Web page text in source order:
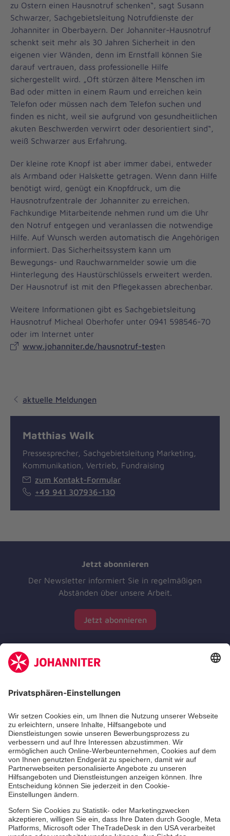
zu Ostern einen Hausnotruf schenken“, sagt Susann
Schwarzer, Sachgebietsleitung Notrufdienste der
Johanniter in Oberbayern. Der Johanniter-Hausnotruf
schenkt seit mehr als 30 Jahren Sicherheit in den
eigenen vier Wänden, denn im Ernstfall können Sie
darauf vertrauen, dass professionelle Hilfe
sichergestellt wird. „Oft stürzen ältere Menschen im
Bad oder mitten in einem Raum und erreichen kein
Telefon oder müssen nach dem Telefon suchen und
finden es nicht, weil sie aufgrund von gesundheitlichen
akuten Beschwerden verwirrt oder desorientiert sind“,
weiß Schwarzer aus Erfahrung.
Der kleine rote Knopf ist aber immer dabei, entweder
als Armband oder Halskette getragen. Wenn dann Hilfe
benötigt wird, genügt ein Knopfdruck, um die
Hausnotrufzentrale der Johanniter zu erreichen.
Fachkundige Mitarbeitende nehmen rund um die Uhr
den Notruf entgegen und veranlassen die notwendige
Hilfe. Auf Wunsch werden automatisch die Angehörigen
informiert. Das Sicherheitssystem kann um
Bewegungs- und Rauchwarnmelder sowie um die
Hinterlegung des Haustürschlüssels erweitert werden.
Der Hausnotruf ist mit den Pflegekassen abrechenbar.
Weitere Informationen gibt es Sachgebietsleitung
Hausnotruf Micheal Oberhofer unter 0941 598546-70
oder im Internet unter
www.johanniter.de/hausnotruf-testen
aktuelle Meldungen
Matthias Walk
Pressesprecher, Sachgebietsleitung Marketing,
Kommunikation, Vertrieb, Fundraising
zum Kontakt-Formular
+49 941 307936-130
Jetzt abonnieren
Der Newsletter informiert Sie in regelmäßigen
Abständen über unsere Arbeit.
Jetzt abonnieren
Zertifizierung der Johanniter-Unfall-Hilfe e.V.
Die Johanniter GmbH führt das Spendenzertifikat
des Deutschen Spendenrats e.V.
Dienste & Leistungen